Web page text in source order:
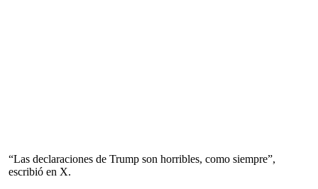
“Las declaraciones de Trump son horribles, como siempre”,
escribió en X.